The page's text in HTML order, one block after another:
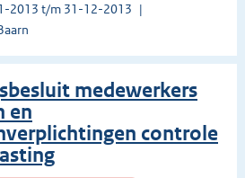
2013 t/m 31-12-2013
medewerkers
en
controle